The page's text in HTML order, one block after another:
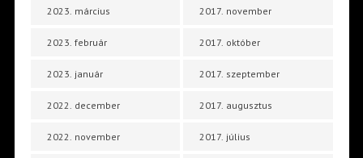
2023. március
2023. február
2023. január
2022. december
2022. november
2017. november
2017. október
2017. szeptember
2017. augusztus
2017. július